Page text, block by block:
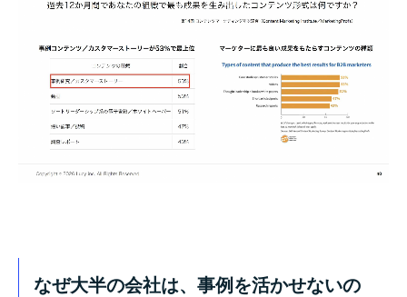
なぜ大半の会社は、事例を活かせないの